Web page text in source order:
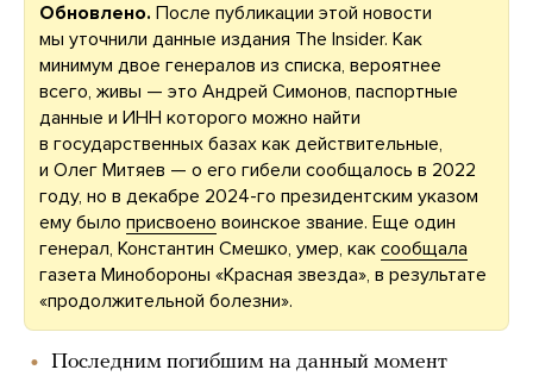
Обновлено. После публикации этой новости
мы уточнили данные издания The Insider. Как
минимум двое генералов из списка, вероятнее
всего, живы — это Андрей Симонов, паспортные
данные и ИНН которого можно найти
в государственных базах как действительные,
и Олег Митяев — о его гибели сообщалось в 2022
году, но в декабре 2024-го президентским указом
ему было присвоено воинское звание. Еще один
генерал, Константин Смешко, умер, как сообщала
газета Минобороны «Красная звезда», в результате
«продолжительной болезни».
Последним погибшим на данный момент